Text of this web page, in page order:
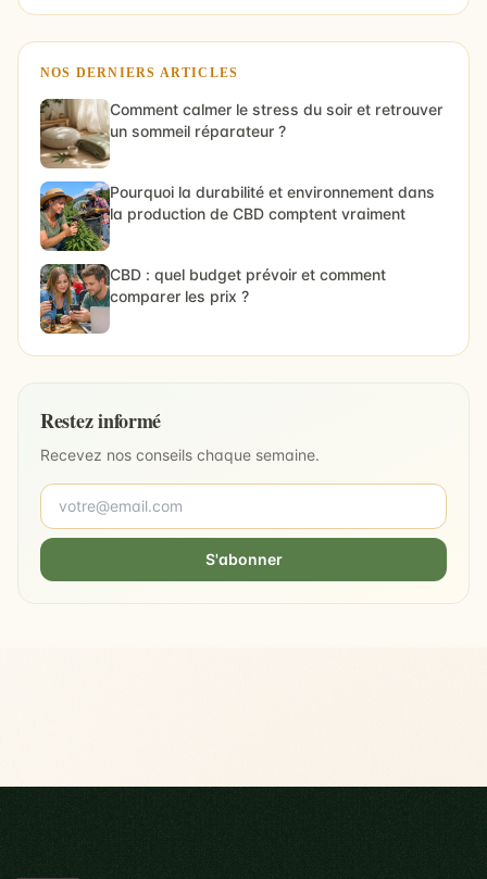
NOS DERNIERS ARTICLES
Comment calmer le stress du soir et retrouver
un sommeil réparateur ?
Pourquoi la durabilité et environnement dans
la production de CBD comptent vraiment
CBD : quel budget prévoir et comment
comparer les prix ?
Restez informé
Recevez nos conseils chaque semaine.
S'abonner